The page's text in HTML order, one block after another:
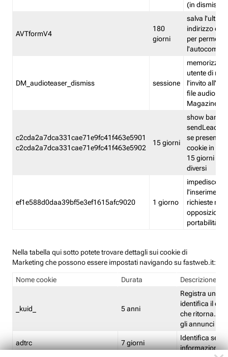
(in
AVTformV4
180
giorni
salva l'ultimo
indirizzo di
per
DM_audioteaser_dismiss sessione
memorizza
utente di
l'invito
file audio del
Magazine
c2cda2a7dca331cae71e9fc41f463e5901
c2cda2a7dca331cae71e9fc41f463e5902
15 giorni
show banner
sendLead
se presenti
cookie in un
15 giorni e
diversi
ef1e588d0daa39bf5e3ef1615afc9020 1 giorno
impedisce
l'inserimento
richieste
opposizione
portabilità
Nella tabella qui sotto potete trovare dettagli sui cookie di
Marketing che possono essere impostati navigando su fastweb.it:
Nome cookie Durata Descrizione
_kuid_ 5 anni
Registra un ID
identifica il
che ritorna.
gli annunci
adtrc 7 giorni
Identifica se
informazioni